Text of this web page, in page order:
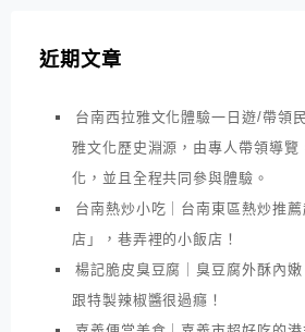
近期文章
台南西拉雅文化體驗一日遊/帶領
雅文化歷史淵源，由專人帶領導覽
化，並且全程共同參與體驗。
台南熱炒小吃｜台南東區熱炒推
店」，巷弄裡的小飯店！
楊記脆皮臭豆腐｜臭豆腐外酥內
跟特製辣椒醬很過癮！